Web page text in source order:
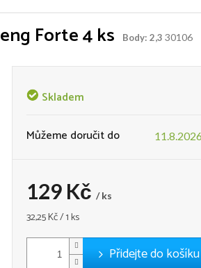
Forte 4 ks Body: 2,3 30106
Skladem
Můžeme doručit do 11.8.2026
129 Kč / ks
Měrná
32,25 Kč / 1 ks
Přidejte do košíku